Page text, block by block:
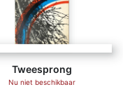
Tweesprong
Nu niet beschikbaar